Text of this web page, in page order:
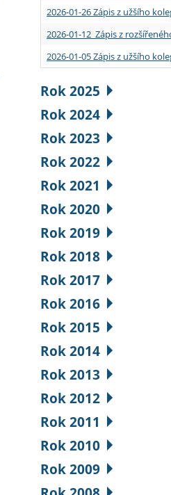
2026-01-26 Zápis z užšího
2026-01-12 Zápis z
2026-01-05 Zápis z užšího
Rok 2025
Rok 2024
Rok 2023
Rok 2022
Rok 2021
Rok 2020
Rok 2019
Rok 2018
Rok 2017
Rok 2016
Rok 2015
Rok 2014
Rok 2013
Rok 2012
Rok 2011
Rok 2010
Rok 2009